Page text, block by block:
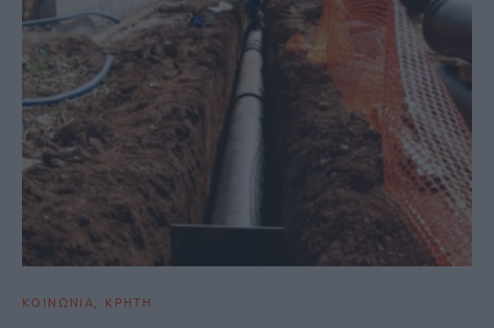
ΚΟΙΝΩΝΙΑ ΚΡΗΤΗ